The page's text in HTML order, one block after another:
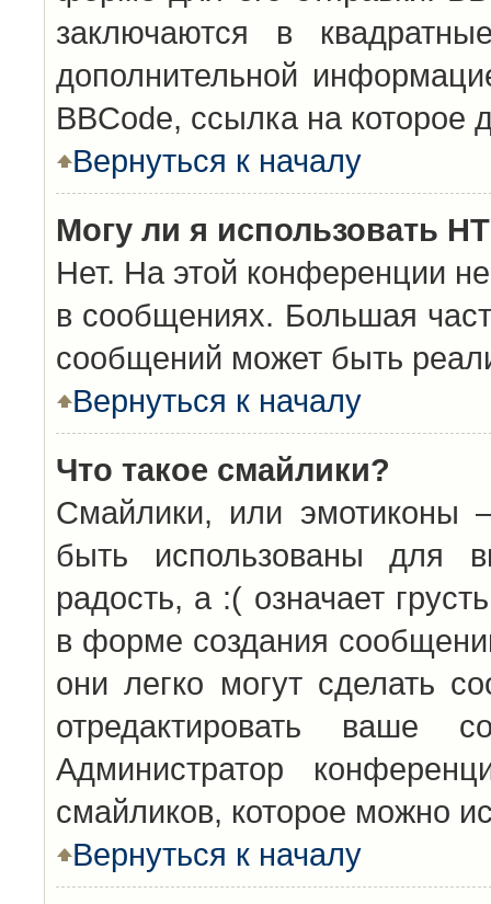
заключаются в
дополнительной
BBCode, ссылка на
Вернуться к началу
Могу ли я использовать
Нет. На этой конференции
в сообщениях. Большая
сообщений может быть
Вернуться к началу
Что такое смайлики?
Смайлики, или эмотиконы
быть использованы для
радость, а :( означает
в форме создания
они легко могут сделать
отредактировать ваше
Администратор
смайликов, которое можно
Вернуться к началу